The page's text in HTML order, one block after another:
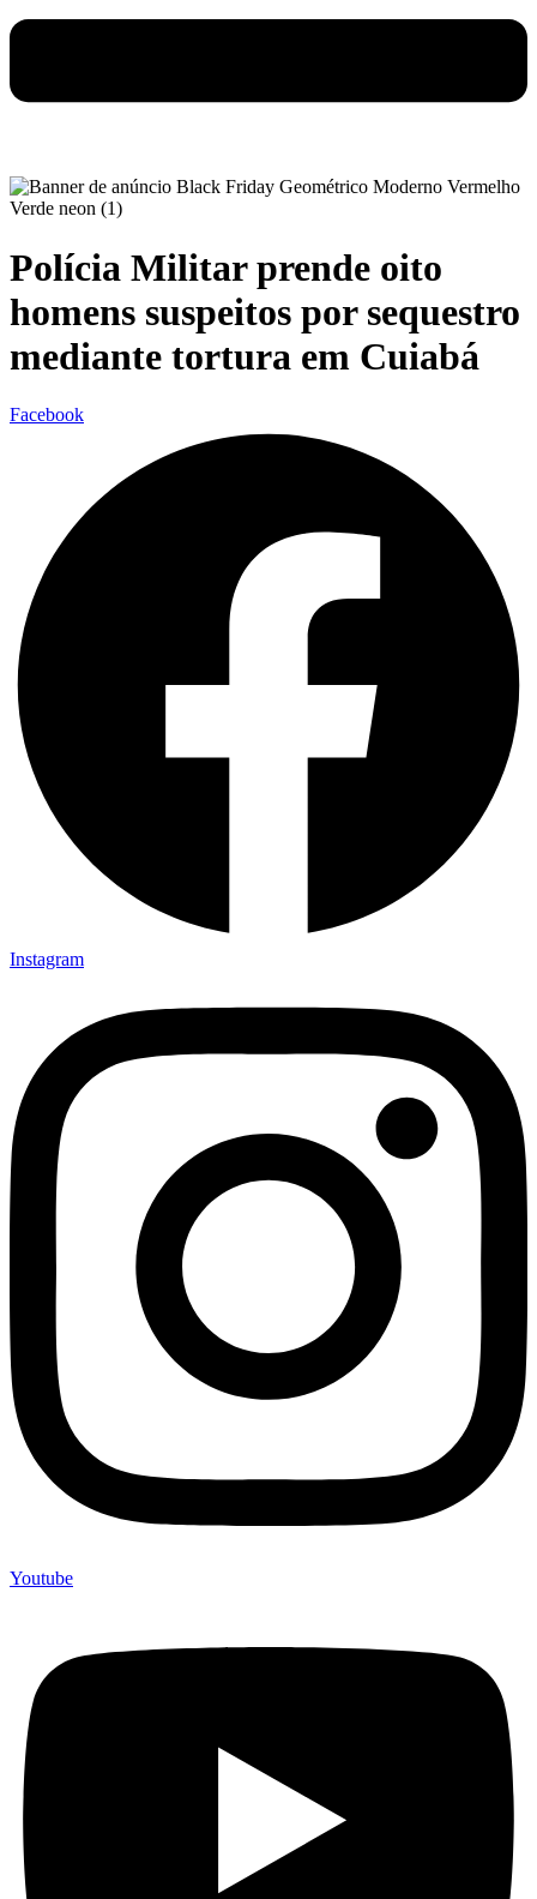
Polícia Militar prende oito
homens suspeitos por sequestro
mediante tortura em Cuiabá
Facebook
Instagram
Youtube